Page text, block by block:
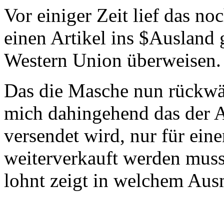
Vor einiger Zeit lief das
einen Artikel ins $Ausland
Western Union überweisen.
Das die Masche nun
mich dahingehend das der
versendet wird, nur für
weiterverkauft werden
lohnt zeigt in welchem